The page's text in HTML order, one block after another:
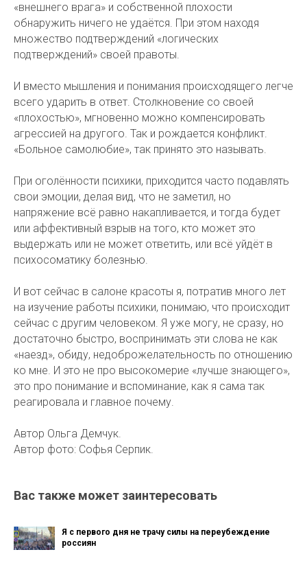
«внешнего врага» и собственной плохости
обнаружить ничего не удаётся. При этом находя
множество подтверждений «логических
подтверждений» своей правоты.
И вместо мышления и понимания происходящего легче
всего ударить в ответ. Столкновение со своей
«плохостью», мгновенно можно компенсировать
агрессией на другого. Так и рождается конфликт.
«Больное самолюбие», так принято это называть.
При оголённости психики, приходится часто подавлять
свои эмоции, делая вид, что не заметил, но
напряжение всё равно накапливается, и тогда будет
или аффективный взрыв на того, кто может это
выдержать или не может ответить, или всё уйдёт в
психосоматику болезнью.
И вот сейчас в салоне красоты я, потратив много лет
на изучение работы психики, понимаю, что происходит
сейчас с другим человеком. Я уже могу, не сразу, но
достаточно быстро, воспринимать эти слова не как
«наезд», обиду, недоброжелательность по отношению
ко мне. И это не про высокомерие «лучше знающего»,
это про понимание и вспоминание, как я сама так
реагировала и главное почему.
Автор Ольга Демчук.
Автор фото: Софья Серпик.
Вас также может заинтересовать
Я с первого дня не трачу силы на переубеждение
россиян